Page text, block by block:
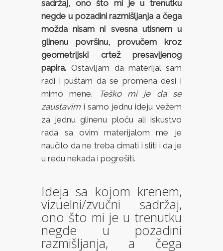
sadržaj, ono što mi je u trenutku
negde u pozadini razmišljanja a čega
možda nisam ni svesna utisnem u
glinenu površinu, provučem kroz
geometrijski crtež presavijenog
papira. Ostavljam da materijal sam
radi i puštam da se promena desi i
mimo mene.
Teško mi je da se
zaustavim i samo jednu ideju vežem
za jednu glinenu ploču ali iskustvo
rada sa ovim materijalom me je
naučilo da ne treba cimati i sliti i da je
u redu nekada i pogrešiti.
Ideja sa kojom krenem,
vizuelni/zvučni sadržaj,
ono što mi je u trenutku
negde u pozadini
razmišljanja, a čega